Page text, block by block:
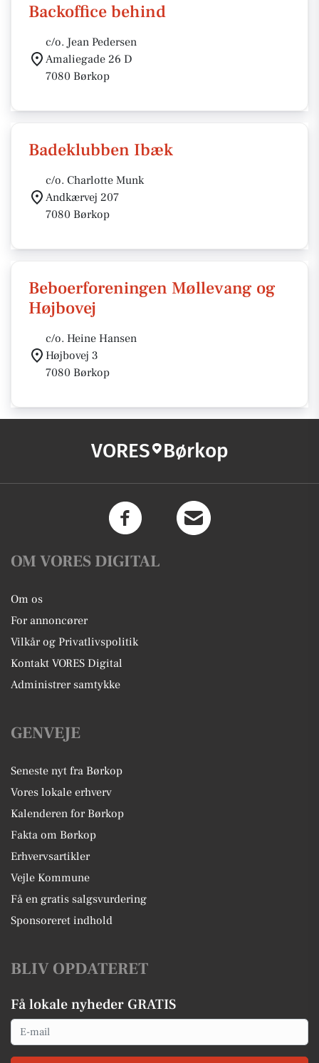
Backoffice behind
c/o. Jean Pedersen
Amaliegade 26 D
7080 Børkop
Badeklubben Ibæk
c/o. Charlotte Munk
Andkærvej 207
7080 Børkop
Beboerforeningen Møllevang og
Højbovej
c/o. Heine Hansen
Højbovej 3
7080 Børkop
VORES Børkop
OM VORES DIGITAL
Om os
For annoncører
Vilkår og Privatlivspolitik
Kontakt VORES Digital
Administrer samtykke
GENVEJE
Seneste nyt fra Børkop
Vores lokale erhverv
Kalenderen for Børkop
Fakta om Børkop
Erhvervsartikler
Vejle Kommune
Få en gratis salgsvurdering
Sponsoreret indhold
BLIV OPDATERET
Få lokale nyheder GRATIS
Email